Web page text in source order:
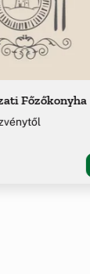
Főzőkonyha